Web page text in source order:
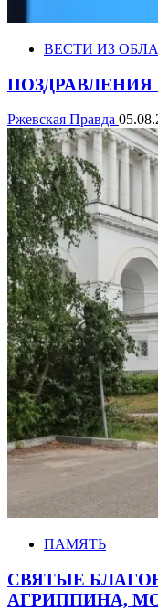
ВЕСТИ ИЗ
ПОЗДРАВЛЕНИЯ
Ржевская Правда
ПАМЯТЬ
СВЯТЫЕ
АГРИППИНА,